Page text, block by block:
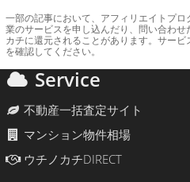
一部の記事において、アフィリエイトプ
業のサービスを申し込んだり、問い合わ
カチに還元されることがあります。サー
を確認してください。
Service
不動産一括査定サイト
マンション物件相場
ウチノカチDIRECT